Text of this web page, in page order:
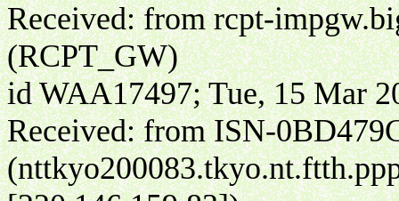
Received: from rcpt-
(RCPT_GW)
id WAA17497; Tue, 15 Mar
Received: from ISN-